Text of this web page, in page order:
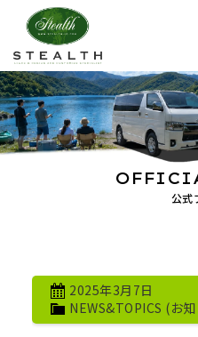
公式
2025年3月7日
NEWS&TOPICS (お